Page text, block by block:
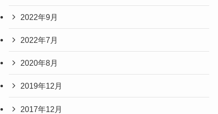
2022年9月
2022年7月
2020年8月
2019年12月
2017年12月